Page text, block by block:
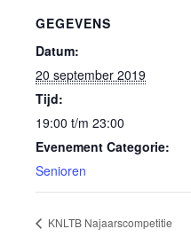
GEGEVENS
Datum:
20 september 2019
Tijd:
19:00 t/m 23:00
Evenement Categorie:
Senioren
KNLTB Najaarscompetitie